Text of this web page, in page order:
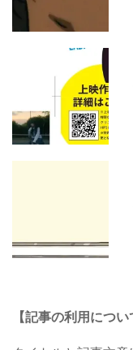
【記事の利用につい